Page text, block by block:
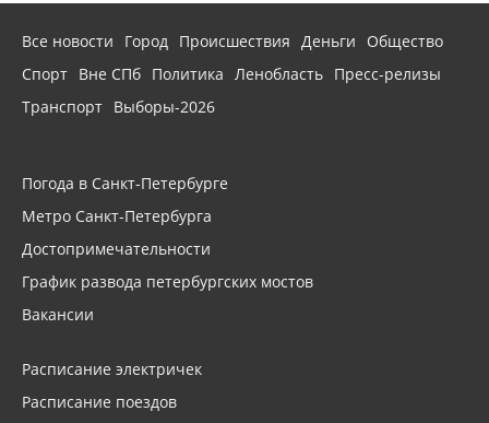
Все новости Город Происшествия Деньги
Общество
Спорт Вне СПб Политика Ленобласть Пресс-релизы
Транспорт Выборы-2026
Погода в Санкт-Петербурге
Метро Санкт-Петербурга
Достопримечательности
График развода петербургских мостов
Вакансии
Расписание электричек
Расписание поездов